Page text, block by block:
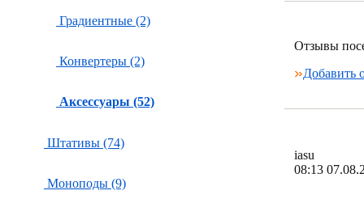
Градиентные (2)
Конвертеры (2)
Аксессуары (52)
Штативы (74)
Моноподы (9)
Отзывы
Добавить
iasu
08:13